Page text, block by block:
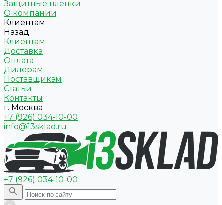
Защитные пленки
О компании
Клиентам
Назад
Клиентам
Доставка
Оплата
Дилерам
Поставщикам
Статьи
Контакты
г. Москва
+7 (926) 034-10-00
info@13sklad.ru
+7 (926) 034-10-00